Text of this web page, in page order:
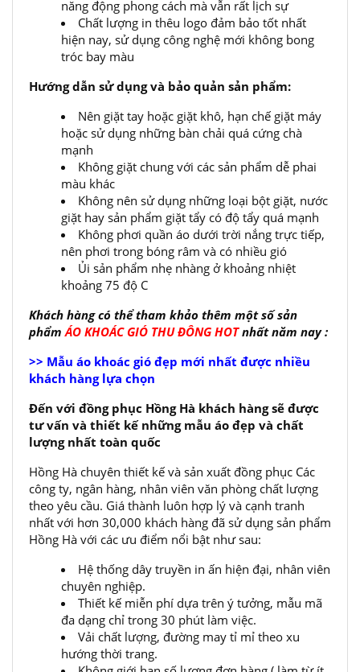
năng động phong cách mà vẫn rất lịch sự
Chất lượng in thêu logo đảm bảo tốt nhất
hiện nay, sử dụng công nghệ mới không bong
tróc bay màu
Hướng dẫn sử dụng và bảo quản sản phẩm:
Nên giặt tay hoặc giặt khô, hạn chế giặt máy
hoặc sử dụng những bàn chải quá cứng chà
mạnh
Không giặt chung với các sản phẩm dễ phai
màu khác
Không nên sử dụng những loại bột giặt, nước
giặt hay sản phẩm giặt tẩy có độ tẩy quá mạnh
Không phơi quần áo dưới trời nắng trực tiếp,
nên phơi trong bóng râm và có nhiều gió
Ủi sản phẩm nhẹ nhàng ở khoảng nhiệt
khoảng 75 độ C
Khách hàng có thể tham khảo thêm một số sản
phẩmÁO KHOÁC GIÓ THU ĐÔNG HOTnhất năm nay :
>> Mẫu áo khoác gió đẹp mới nhất được nhiều
khách hàng lựa chọn
Đến với đồng phục Hồng Hà khách hàng sẽ được
tư vấn và thiết kế những mẫu áo đẹp và chất
lượng nhất toàn quốc
Hồng Hà chuyên thiết kế và sản xuất đồng phục Các
công ty, ngân hàng, nhân viên văn phòng chất lượng
theo yêu cầu. Giá thành luôn hợp lý và cạnh tranh
nhất với hơn 30,000 khách hàng đã sử dụng sản phẩm
Hồng Hà với các ưu điểm nổi bật như sau:
Hệ thống dây truyền in ấn hiện đại, nhân viên
chuyên nghiệp.
Thiết kế miễn phí dựa trên ý tưởng, mẫu mã
đa dạng chỉ trong 30 phút làm việc.
Vải chất lượng, đường may tỉ mỉ theo xu
hướng thời trang.